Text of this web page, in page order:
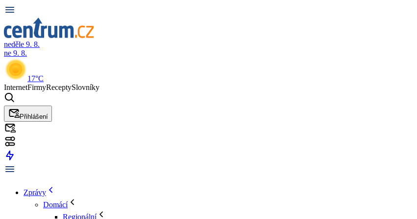
neděle 9. 8.
ne 9. 8.
17°C
InternetFirmyReceptySlovníky
Přihlášení
Zprávy
Domácí
Regionální